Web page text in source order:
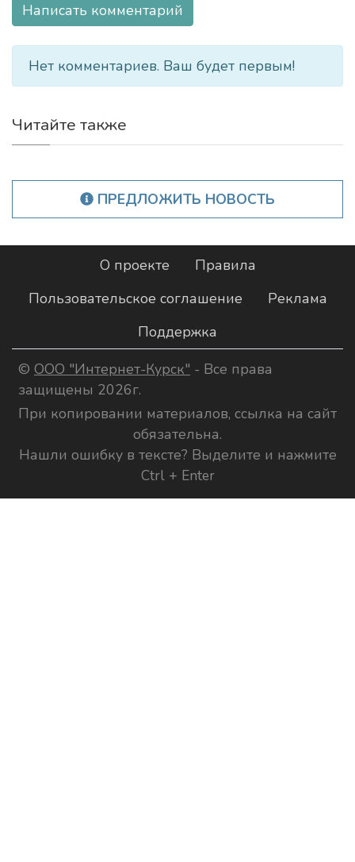
Написать комментарий
Нет комментариев. Ваш будет первым!
Читайте также
ПРЕДЛОЖИТЬ НОВОСТЬ
О проекте
Правила
Пользовательское соглашение
Реклама
Поддержка
© ООО "Интернет-Курск" - Все права
защищены 2026г.
При копировании материалов, ссылка на сайт
обязательна.
Нашли ошибку в тексте? Выделите и нажмите
Ctrl + Enter